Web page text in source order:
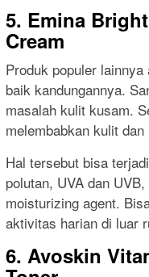
5. Emina
Cream
Produk populer
baik kandungannya.
masalah kulit kusam.
melembabkan kulit
Hal tersebut bisa
polutan, UVA dan
moisturizing agent.
aktivitas harian di luar
6. Avoskin